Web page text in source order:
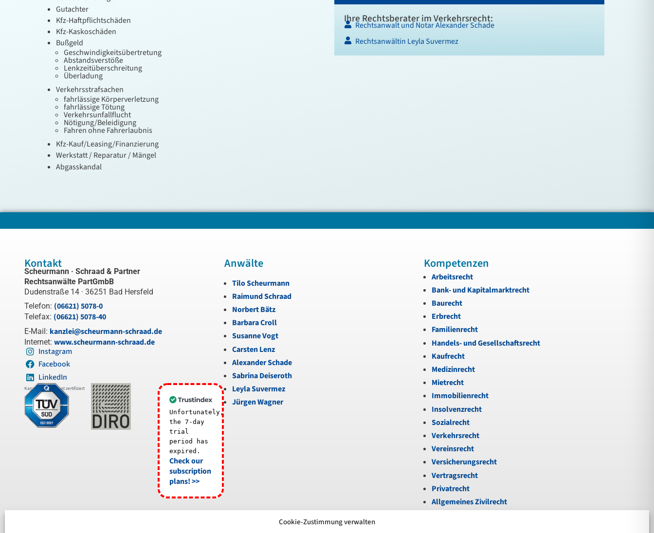
Cookie-Zustimmung verwalten
Gutachter
Kfz-Haftpflichtschäden
Kfz-Kaskoschäden
Bußgeld
Geschwindigkeitsübertretung
Abstandsverstöße
Lenkzeitüberschreitung
Überladung
Verkehrsstrafsachen
fahrlässige Körperverletzung
fahrlässige Tötung
Verkehrsunfallflucht
Nötigung/Beleidigung
Fahren ohne Fahrerlaubnis
Kfz-Kauf/Leasing/Finanzierung
Werkstatt / Reparatur / Mängel
Abgasskandal
Ihre Rechtsberater im Verkehrsrecht:
Rechtsanwalt und Notar Alexander Schade
Rechtsanwältin Leyla Suvermez
Kontakt
Scheurmann · Schraad & Partner
Rechtsanwälte PartGmbB
Dudenstraße 14 · 36251 Bad Hersfeld
Telefon: (06621) 5078-0
Telefax: (06621) 5078-40
E-Mail: kanzlei@scheurmann-schraad.de
Internet: www.scheurmann-schraad.de
Instagram
Facebook
LinkedIn
Kanzleimanagement zertifiziert
Unfortunately,
the 7-day
trial
period has
expired.
Check our
subscription
plans! >>
Anwälte
Tilo Scheurmann
Raimund Schraad
Norbert Bätz
Barbara Croll
Susanne Vogt
Carsten Lenz
Alexander Schade
Sabrina Deiseroth
Leyla Suvermez
Jürgen Wagner
Kompetenzen
Arbeitsrecht
Bank- und Kapitalmarktrecht
Baurecht
Erbrecht
Familienrecht
Handels- und Gesellschaftsrecht
Kaufrecht
Medizinrecht
Mietrecht
Immobilienrecht
Insolvenzrecht
Sozialrecht
Verkehrsrecht
Vereinsrecht
Versicherungsrecht
Vertragsrecht
Privatrecht
Allgemeines Zivilrecht